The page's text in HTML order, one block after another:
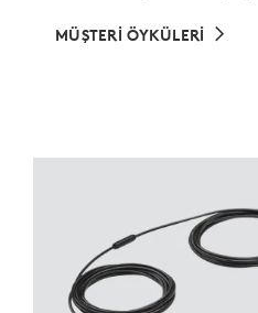
MÜŞTERİ ÖYKÜLERİ